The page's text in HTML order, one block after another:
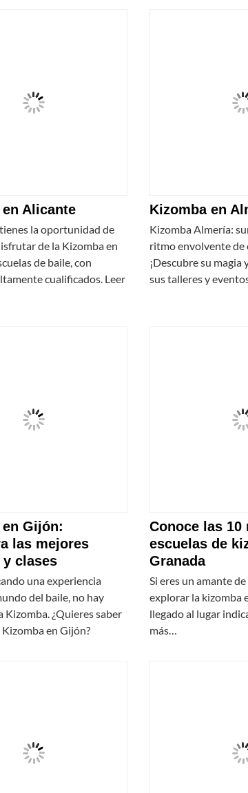
Alicante
la oportunidad de
de la Kizomba en
de baile, con
cualificados. Leer
Kizomba en
Kizomba Almería:
ritmo envolvente de
¡Descubre su magia
sus talleres y
Gijón:
las mejores
y clases
una experiencia
del baile, no hay
Kizomba. ¿Quieres saber
Kizomba en Gijón?
Conoce las 10
escuelas de
Granada
Si eres un amante
explorar la kizomba
llegado al lugar
más…